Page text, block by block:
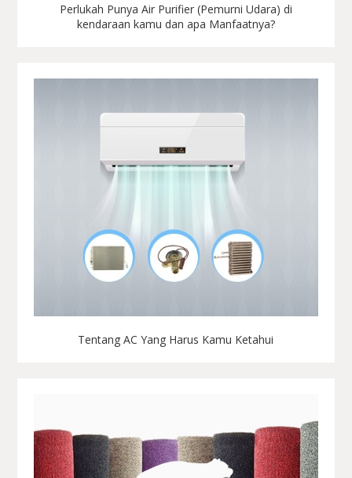
Perlukah Punya Air Purifier (Pemurni Udara) di
kendaraan kamu dan apa Manfaatnya?
Tentang AC Yang Harus Kamu Ketahui